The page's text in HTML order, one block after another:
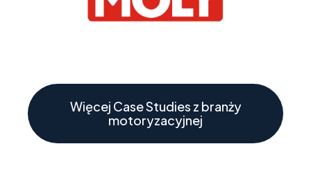
Więcej Case Studies z branży
motoryzacyjnej